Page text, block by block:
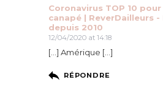
Coronavirus TOP 10
canapé | ReverDailleurs
depuis 2010
12/04/2020 at 14:18
[…] Amérique […]
RÉPONDRE